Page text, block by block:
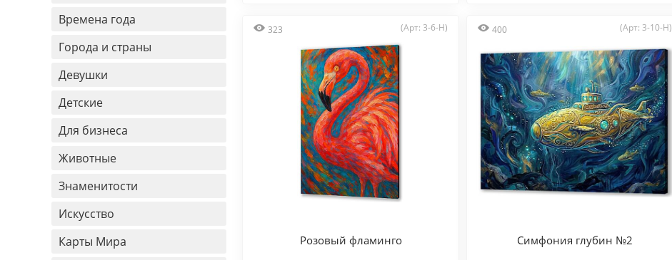
Времена года
Города и страны
Девушки
Детские
Для бизнеса
Животные
Знаменитости
Искусство
Карты Мира
323 (Арт: 3-6-H)
Розовый фламинго
400 (Арт: 3-10-H)
Симфония глубин №2